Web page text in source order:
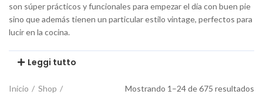
son súper prácticos y funcionales para empezar el día con buen pie
sino que además tienen un particular estilo vintage, perfectos para
lucir en la cocina.
Leggi tutto
Inicio Shop Mostrando 1–24 de 675 resultados